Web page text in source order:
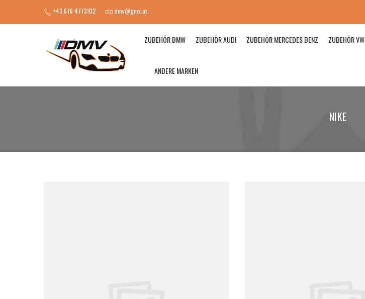
+43 676 4773102 dmv@gmx.at
ZUBEHÖR BMW ZUBEHÖR AUDI ZUBEHÖR MERCEDES BENZ ZUBEHÖR VW
ANDERE MARKEN
NIKE